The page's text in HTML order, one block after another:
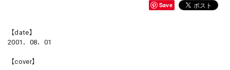
Save
【date】
2001．08．01
【cover】